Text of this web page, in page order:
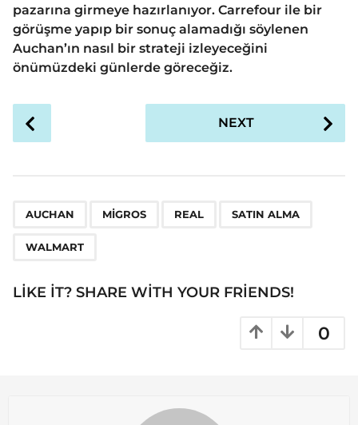
pazarına girmeye hazırlanıyor. Carrefour ile bir
görüşme yapıp bir sonuç alamadığı söylenen
Auchan’ın nasıl bir strateji izleyeceğini
önümüzdeki günlerde göreceğiz.
n
a
NEXT
AUCHAN MIGROS REAL SATIN ALMA
WALMART
LIKE IT? SHARE WITH YOUR FRIENDS!
0